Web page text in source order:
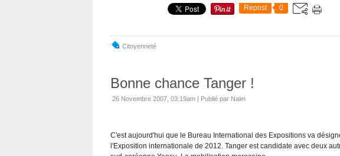
Repost 0
Citoyenneté
Bonne chance Tanger !
26 Novembre 2007, 03:19am | Publié par Naim
C'est aujourd'hui que le Bureau International des Expositions va
l'Exposition internationale de 2012. Tanger est candidate avec deux